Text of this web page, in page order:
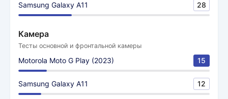
Samsung Galaxy A11 28
Камера
Тесты основной и фронтальной камеры
Motorola Moto G Play (2023) 15
Samsung Galaxy A11 12